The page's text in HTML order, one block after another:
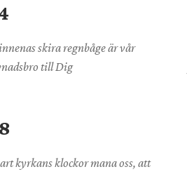
skira regnbåge är vår
till Dig
kyrkans klockor mana oss, att